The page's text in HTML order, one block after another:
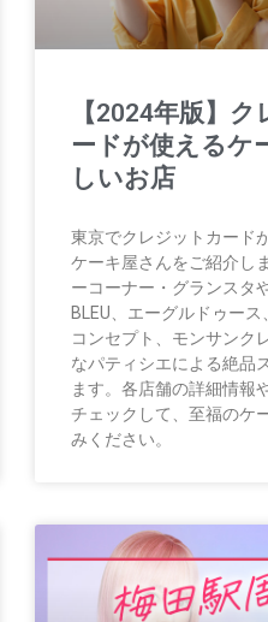
【2024年版】
ードが使えるケ
しいお店
東京でクレジットカード
ケーキ屋さんをご紹介し
ーコーナー・グランスタ
BLEU、エーグルドゥース
コンセプト、モンサンク
なパティシエによる絶品
ます。各店舗の詳細情報
チェックして、至福のケ
みください。